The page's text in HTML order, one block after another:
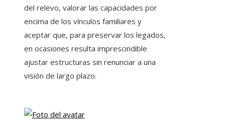
del relevo, valorar las capacidades por
encima de los vínculos familiares y
aceptar que, para preservar los legados,
en ocasiones resulta imprescindible
ajustar estructuras sin renunciar a una
visión de largo plazo.